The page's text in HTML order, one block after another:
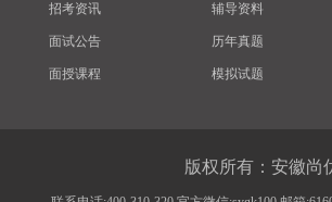
招考资讯
面试公告
面授课程
辅导资料
历年真题
模拟试题
版权所有：安徽尚